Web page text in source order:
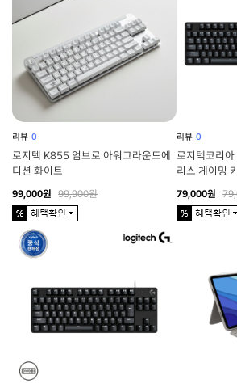
리뷰 0
로지텍 K855 엄브로 아워그라운드에
디션 화이트
99,000원 99,900원
리뷰 0
로지텍코리
리스 게이밍
79,000원